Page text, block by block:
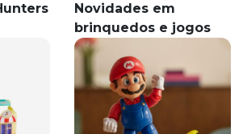
Novidades em
brinquedos e jogos